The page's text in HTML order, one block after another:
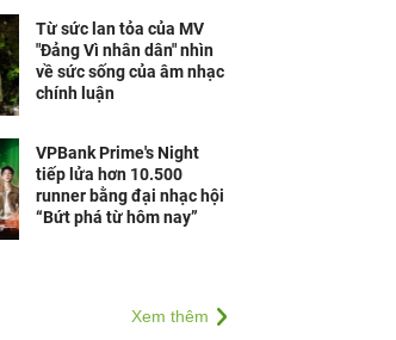
Từ sức lan tỏa của MV
"Đảng Vì nhân dân" nhìn
về sức sống của âm nhạc
chính luận
VPBank Prime's Night
tiếp lửa hơn 10.500
runner bằng đại nhạc hội
“Bứt phá từ hôm nay”
Xem thêm